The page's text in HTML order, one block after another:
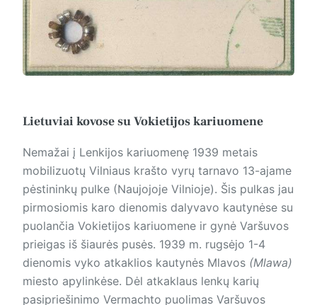
Lietuviai kovose su Vokietijos kariuomene
Nemažai į Lenkijos kariuomenę 1939 metais
mobilizuotų Vilniaus krašto vyrų tarnavo 13-ajame
pėstininkų pulke (Naujojoje Vilnioje). Šis pulkas jau
pirmosiomis karo dienomis dalyvavo kautynėse su
puolančia Vokietijos kariuomene ir gynė Varšuvos
prieigas iš šiaurės pusės. 1939 m. rugsėjo 1-4
dienomis vyko atkaklios kautynės Mlavos (Mlawa)
miesto apylinkėse. Dėl atkaklaus lenkų karių
pasipriešinimo Vermachto puolimas Varšuvos